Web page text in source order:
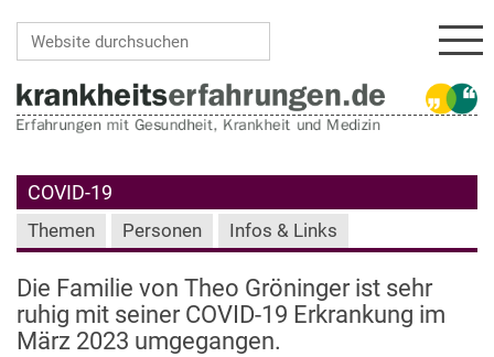
COVID-19
Themen Personen Infos & Links
Die Familie von Theo Gröninger ist sehr
ruhig mit seiner COVID-19 Erkrankung im
März 2023 umgegangen.